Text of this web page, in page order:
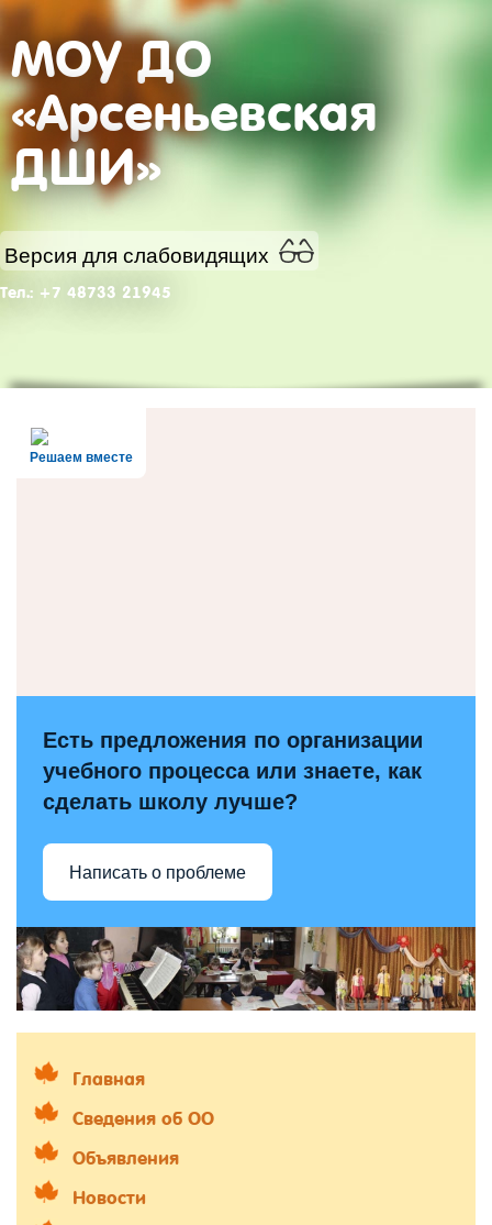
МОУ ДО
«Арсеньевская
ДШИ»
Версия для слабовидящих
Тел.: +7 48733 21945
Решаем вместе
Есть предложения по организации
учебного процесса или знаете, как
сделать школу лучше?
Написать о проблеме
Главная
Сведения об ОО
Объявления
Новости